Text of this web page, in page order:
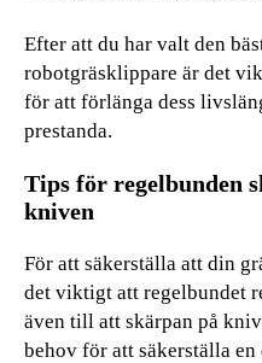
Efter att du har valt den
robotgräsklippare är det
för att förlänga dess
prestanda.
Tips för regelbunden
kniven
För att säkerställa att din
det viktigt att regelbundet
även till att skärpan på
behov för att säkerställa